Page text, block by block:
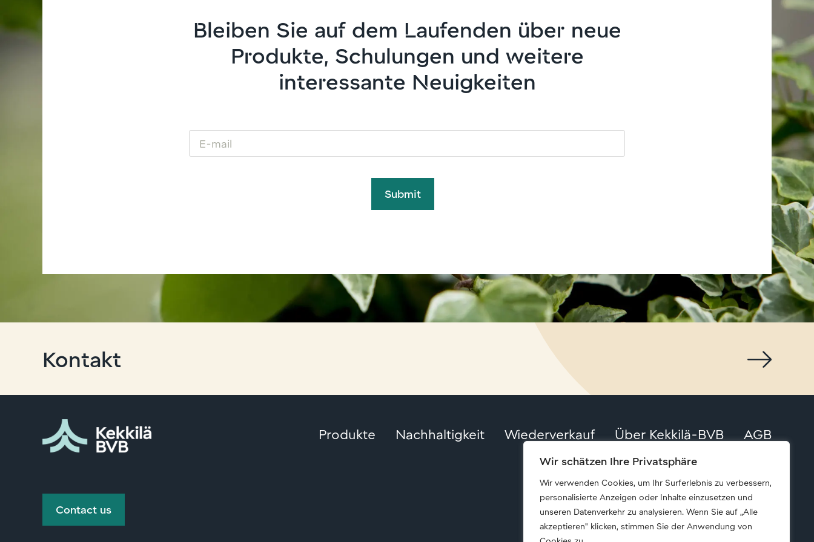
Wir schätzen Ihre Privatsphäre
Wir verwenden Cookies, um Ihr Surferlebnis zu verbessern,
personalisierte Anzeigen oder Inhalte einzusetzen und
unseren Datenverkehr zu analysieren. Wenn Sie auf „Alle
akzeptieren" klicken, stimmen Sie der Anwendung von
Bleiben Sie auf dem Laufenden über neue
Produkte, Schulungen und weitere
interessante Neuigkeiten
Email(Required)
Submit
Kontakt
Produkte Nachhaltigkeit Wiederverkauf Über Kekkilä-BVB AGB
Contact us